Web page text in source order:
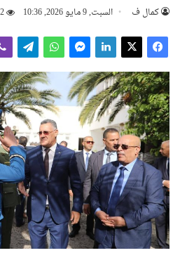
كمال ف السبت, 9 مايو 2026, 10:36